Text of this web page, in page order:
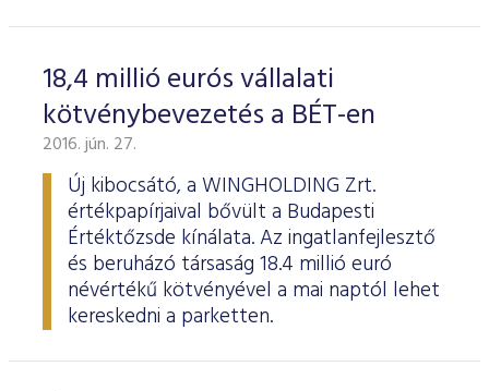
18,4 millió eurós vállalati
kötvénybevezetés a BÉT-en
2016. jún. 27.
Új kibocsátó, a WINGHOLDING Zrt.
értékpapírjaival bővült a Budapesti
Értéktőzsde kínálata. Az ingatlanfejlesztő
és beruházó társaság 18.4 millió euró
névértékű kötvényével a mai naptól lehet
kereskedni a parketten.